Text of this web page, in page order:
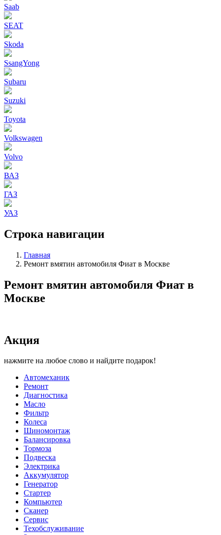
Saab
SEAT
Skoda
SsangYong
Subaru
Suzuki
Toyota
Volkswagen
Volvo
ВАЗ
ГАЗ
УАЗ
Строка навигации
Главная
Ремонт вмятин автомобиля Фиат в Москве
Ремонт вмятин автомобиля Фиат в
Москве
Акция
нажмите на любое слово и найдите подарок!
Автомеханик
Ремонт
Диагностика
Масло
Фильтр
Колеса
Шиномонтаж
Балансировка
Тормоза
Подвеска
Электрика
Аккумулятор
Генератор
Стартер
Компьютер
Сканер
Сервис
Техобслуживание